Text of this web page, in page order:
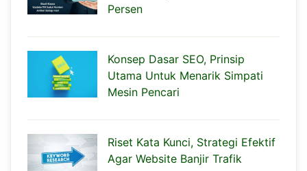
Persen
Konsep Dasar SEO, Prinsip
Utama Untuk Menarik Simpati
Mesin Pencari
Riset Kata Kunci, Strategi Efektif
Agar Website Banjir Trafik